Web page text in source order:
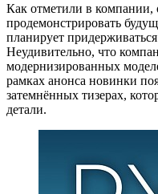
Как отметили в компании,
продемонстрировать
планирует
Неудивительно, что
модернизированных
рамках анонса новинки
затемнённых тизерах,
детали.